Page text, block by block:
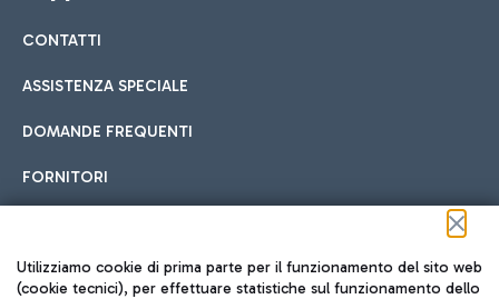
Cucina Internazionale
Hotel in aeroporto
Scegli l'alloggio più adatto e approfitta della vicinanza
all'aeroporto.
Car sharing
Con il Car Sharing è ancora più facile spostarsi
CONTATTI
ASSISTENZA SPECIALE
DOMANDE FREQUENTI
FORNITORI
Seguici sui social
Utilizziamo cookie di prima parte per il funzionamento del sito web
(cookie tecnici), per effettuare statistiche sul funzionamento dello